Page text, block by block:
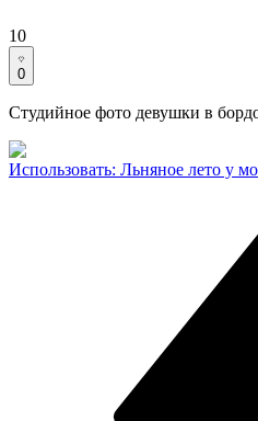
10
0
Студийное фото девушки в
Использовать: Льняное лето у